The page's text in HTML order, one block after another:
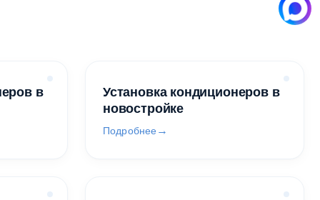
в
Установка кондиционеров в
новостройке
Подробнее